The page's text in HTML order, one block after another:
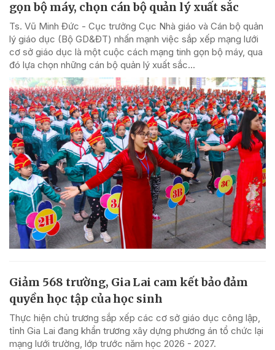
gọn bộ máy, chọn cán bộ quản lý xuất sắc
Ts. Vũ Minh Đức - Cục trưởng Cục Nhà giáo và Cán bộ quản
lý giáo dục (Bộ GD&ĐT) nhấn mạnh việc sắp xếp mạng lưới
cơ sở giáo dục là một cuộc cách mạng tinh gọn bộ máy, qua
đó lựa chọn những cán bộ quản lý xuất sắc...
Giảm 568 trường, Gia Lai cam kết bảo đảm
quyền học tập của học sinh
Thực hiện chủ trương sắp xếp các cơ sở giáo dục công lập,
tỉnh Gia Lai đang khẩn trương xây dựng phương án tổ chức lại
mạng lưới trường, lớp trước năm học 2026 - 2027.